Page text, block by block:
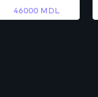
46000 MDL